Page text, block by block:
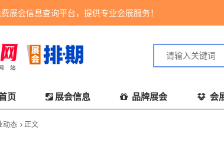
展会信息查询平台，提供专业会展服务！
页 展会信息 品牌展会 会
动态 正文